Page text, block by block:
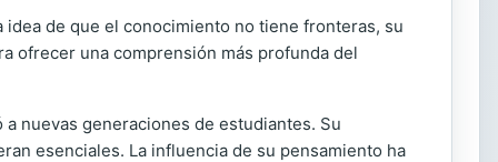
de que el conocimiento no tiene fronteras, su
ofrecer una comprensión más profunda del
a nuevas generaciones de estudiantes. Su
esenciales. La influencia de su pensamiento ha